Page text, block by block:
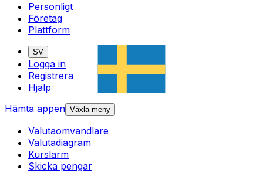
Personligt
Företag
Plattform
SV
Logga in
Registrera
Hjälp
Hämta appen Växla meny
Valutaomvandlare
Valutadiagram
Kurslarm
Skicka pengar